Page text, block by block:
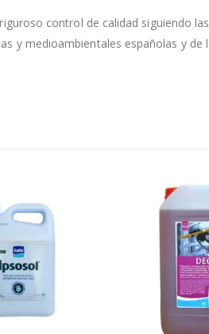
control de calidad siguiendo las
y medioambientales españolas y de